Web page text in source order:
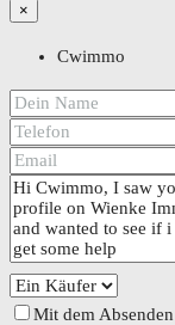
×
Cwimmo
Mit dem